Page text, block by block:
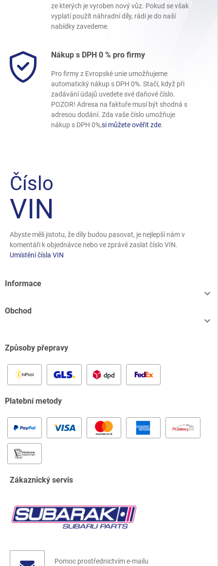
ze kterých je vyroben nový vůz. Pokud se však
vyplatí použít náhradní díly, rádi je do naší
nabídky zavedeme.
Nákup s DPH 0 % pro firmy
Pro firmy z Evropské unie umožňujeme
automatický nákup s DPH 0%. Stačí, když při
zadávání údajů uvedete své daňové číslo.
POZOR! Adresa na faktuře musí být shodná s
adresou dodání. Zda vaše číslo umožňuje
nákup s DPH 0%,si můžete ověřit zde.
Číslo
VIN
Abyste měli jistotu, že díly budou pasovat, je nejlepší nám v
komentáři k objednávce nebo ve zprávě zaslat číslo VIN.
Umístění čísla VIN
Informace

Obchod

Způsoby přepravy
Platební metody
Zákaznický servis
Pomoc prostřednictvím e-mailu